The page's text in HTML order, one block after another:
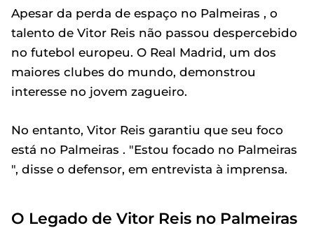
Apesar da perda de espaço no Palmeiras , o
talento de Vitor Reis não passou despercebido
no futebol europeu. O Real Madrid, um dos
maiores clubes do mundo, demonstrou
interesse no jovem zagueiro.
No entanto, Vitor Reis garantiu que seu foco
está no Palmeiras . "Estou focado no Palmeiras
", disse o defensor, em entrevista à imprensa.
O Legado de Vitor Reis no Palmeiras